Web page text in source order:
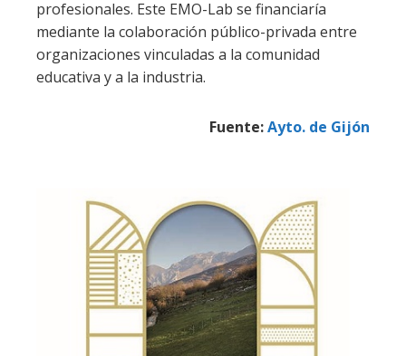
profesionales. Este EMO-Lab se financiaría
mediante la colaboración público-privada entre
organizaciones vinculadas a la comunidad
educativa y a la industria.
Fuente:Ayto. de Gijón